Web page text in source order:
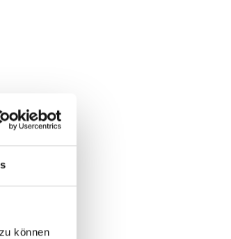
können